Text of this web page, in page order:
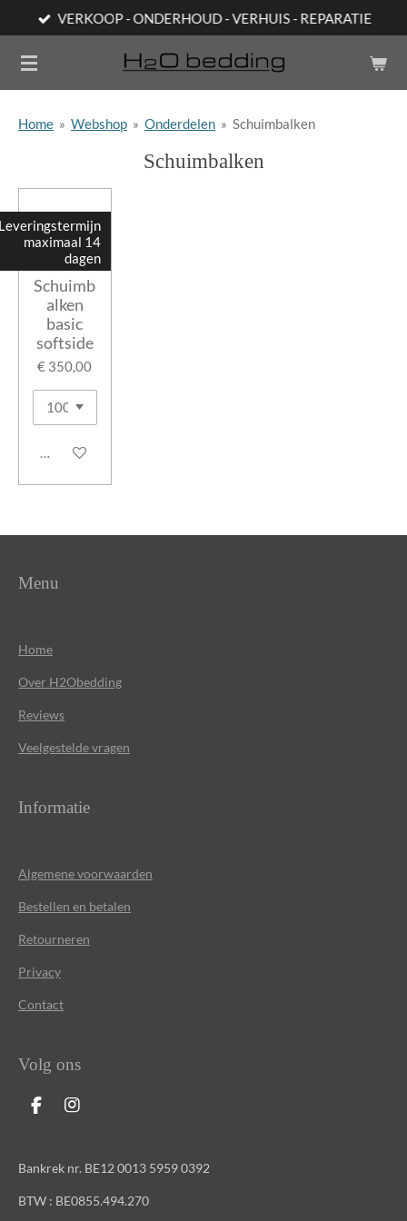
direct
naar
VERKOOP - ONDERHOUD - VERHUIS - REPARATIE
Home » Webshop » Onderdelen » Schuimbalken
Schuimbalken
maximaal 14
dagen
Schuimb
alken
basic
softside
€ 350,00
In winkelwagen
Menu
Home
Over H2Obedding
Reviews
Veelgestelde vragen
Informatie
Algemene voorwaarden
Bestellen en betalen
Retourneren
Privacy
Contact
Volg ons
F
e
b
o
o
I
a
g
r
Bankrek nr. BE12 0013 5959 0392
BTW : BE0855.494.270